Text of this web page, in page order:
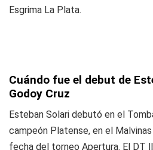
Esgrima La Plata.
Cuándo fue el debut de
Godoy Cruz
Esteban Solari debutó en el
campeón Platense, en el
fecha del torneo Apertura. El DT